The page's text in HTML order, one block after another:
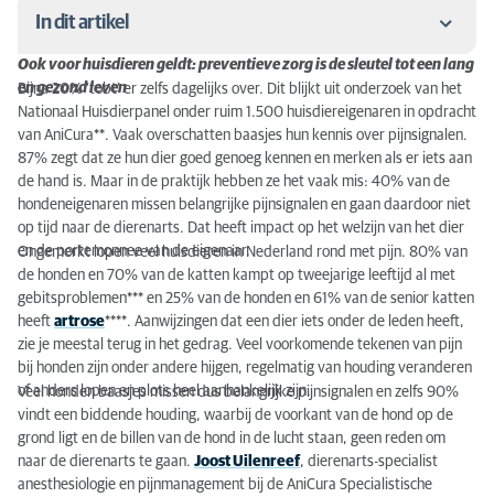
In dit artikel
Spinnen kan betekenen dat kat pijn heeft
Ouderdom is geen ziekte
Voorkomen is beter dan genezen; preventieve zorg
Vijf belangrijke pijnsignalen bij de hond
Vijf belangrijke pijnsignalen bij de kat
Vijf belangrijke pijnsignalen bij het konijn
Oktober: seniordagen tijdens de maand van de
senior
Ook voor huisdieren geldt: preventieve zorg is de sleutel tot een lang
en gezond leven
Bijna 20% ’tobt’ er zelfs dagelijks over. Dit blijkt uit onderzoek van het
Nationaal Huisdierpanel onder ruim 1.500 huisdiereigenaren in opdracht
van AniCura**. Vaak overschatten baasjes hun kennis over pijnsignalen.
87% zegt dat ze hun dier goed genoeg kennen en merken als er iets aan
de hand is. Maar in de praktijk hebben ze het vaak mis: 40% van de
hondeneigenaren missen belangrijke pijnsignalen en gaan daardoor niet
op tijd naar de dierenarts. Dat heeft impact op het welzijn van het dier
en de portemonnee van de eigenaar.
Ongemerkt lopen veel huisdieren in Nederland rond met pijn. 80% van
de honden en 70% van de katten kampt op tweejarige leeftijd al met
gebitsproblemen*** en 25% van de honden en 61% van de senior katten
heeft artrose****. Aanwijzingen dat een dier iets onder de leden heeft,
zie je meestal terug in het gedrag. Veel voorkomende tekenen van pijn
bij honden zijn onder andere hijgen, regelmatig van houding veranderen
of anders lopen en plots heel aanhankelijk zijn.
Veel honden baasjes missen dus belangrijke pijnsignalen en zelfs 90%
vindt een biddende houding, waarbij de voorkant van de hond op de
grond ligt en de billen van de hond in de lucht staan, geen reden om
naar de dierenarts te gaan. Joost Uilenreef, dierenarts-specialist
anesthesiologie en pijnmanagement bij de AniCura Specialistische